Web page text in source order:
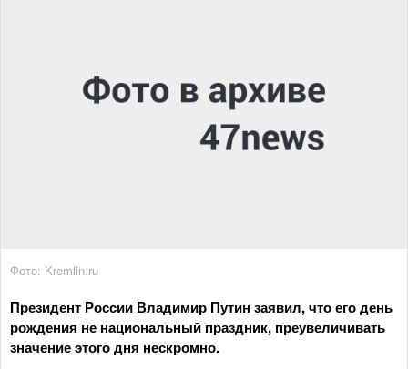
Фото: Kremlin.ru
Президент России Владимир Путин заявил, что его день
рождения не национальный праздник, преувеличивать
значение этого дня нескромно.